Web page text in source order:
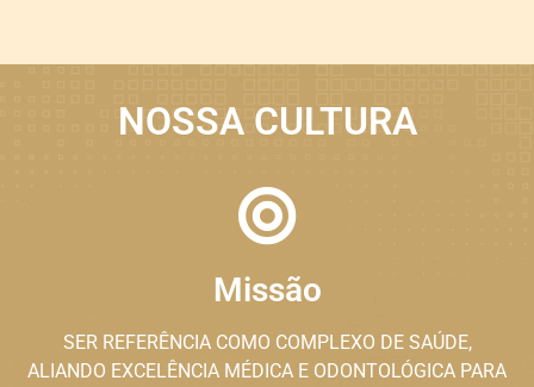
NOSSA CULTURA
Missão
SER REFERÊNCIA COMO COMPLEXO DE SAÚDE,
ALIANDO EXCELÊNCIA MÉDICA E ODONTOLÓGICA PARA